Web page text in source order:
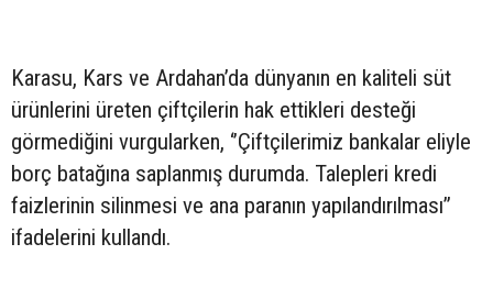
Karasu, Kars ve Ardahan’da dünyanın en kaliteli süt
ürünlerini üreten çiftçilerin hak ettikleri desteği
görmediğini vurgularken, ‘’Çiftçilerimiz bankalar eliyle
borç batağına saplanmış durumda. Talepleri kredi
faizlerinin silinmesi ve ana paranın yapılandırılması’’
ifadelerini kullandı.